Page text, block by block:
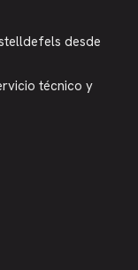
desde
técnico y